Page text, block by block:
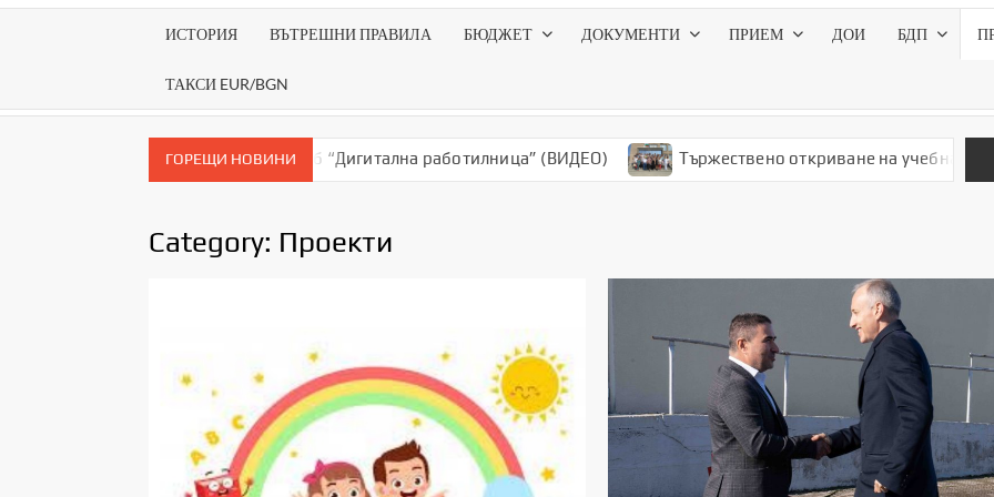
ИСТОРИЯ ВЪТРЕШНИ ПРАВИЛА БЮДЖЕТ ДОКУМЕНТИ ПРИЕМ ДОИ БДП
ТАКСИ EUR/BGN
ГОРЕЩИ НОВИНИ
Клуб “Дигитална работилница” (ВИДЕО) Тържествено откриване на учебната 2020-2021
Category: Проекти